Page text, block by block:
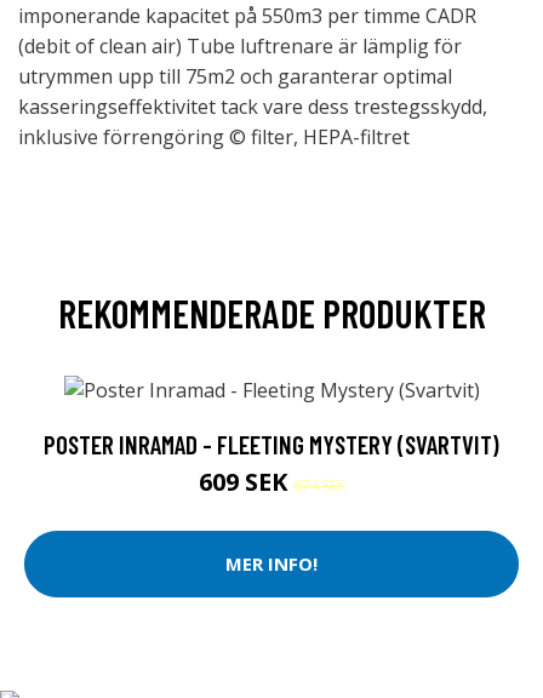
imponerande kapacitet på 550m3 per timme CADR
(debit of clean air) Tube luftrenare är lämplig för
utrymmen upp till 75m2 och garanterar optimal
kasseringseffektivitet tack vare dess trestegsskydd,
inklusive förrengöring © filter, HEPA-filtret
REKOMMENDERADE PRODUKTER
POSTER INRAMAD - FLEETING MYSTERY (SVARTVIT)
609 SEK674 SEK
MER INFO!